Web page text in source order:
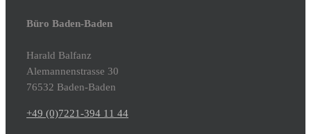
Büro Baden-Baden
Harald Balfanz
Alemannenstrasse 30
76532 Baden-Baden
+49 (0)7221-394 11 44